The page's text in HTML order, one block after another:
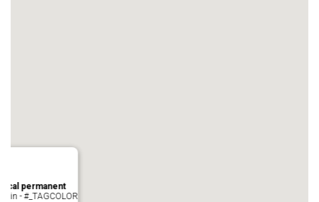
permanent
- #_TAGCOLOR